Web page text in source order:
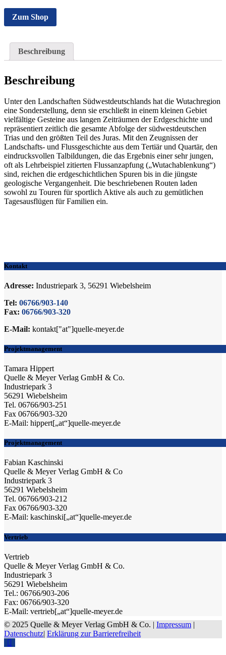
Zum Shop
Beschreibung
Beschreibung
Unter den Landschaften Südwestdeutschlands hat die Wutachregion
eine Sonderstellung, denn sie erschließt in einem kleinen Gebiet
vielfältige Gesteine aus langen Zeiträumen der Erdgeschichte und
repräsentiert zeitlich die gesamte Abfolge der südwestdeutschen
Trias und den größten Teil des Juras. Mit den Zeugnissen der
Landschafts- und Flussgeschichte aus dem Tertiär und Quartär, den
eindrucksvollen Talbildungen, die das Ergebnis einer sehr jungen,
oft als Lehrbeispiel zitierten Flussanzapfung („Wutachablenkung“)
sind, reichen die erdgeschichtlichen Spuren bis in die jüngste
geologische Vergangenheit. Die beschriebenen Routen laden
sowohl zu Touren für sportlich Aktive als auch zu gemütlichen
Tagesausflügen für Familien ein.
Kontakt
Adresse: Industriepark 3, 56291 Wiebelsheim
Tel: 06766/903-140
Fax: 06766/903-320
E-Mail: kontakt["at"]quelle-meyer.de
Projektmanagement
Tamara Hippert
Quelle & Meyer Verlag GmbH & Co.
Industriepark 3
56291 Wiebelsheim
Tel. 06766/903-251
Fax 06766/903-320
E-Mail: hippert[„at“]quelle-meyer.de
Projektmanagement
Fabian Kaschinski
Quelle & Meyer Verlag GmbH & Co
Industriepark 3
56291 Wiebelsheim
Tel. 06766/903-212
Fax 06766/903-320
E-Mail: kaschinski[„at“]quelle-meyer.de
Vertrieb
Vertrieb
Quelle & Meyer Verlag GmbH & Co.
Industriepark 3
56291 Wiebelsheim
Tel.: 06766/903-206
Fax: 06766/903-320
E-Mail: vertrieb[„at“]quelle-meyer.de
© 2025 Quelle & Meyer Verlag GmbH & Co. | Impressum |
Datenschutz| Erklärung zur Barrierefreiheit